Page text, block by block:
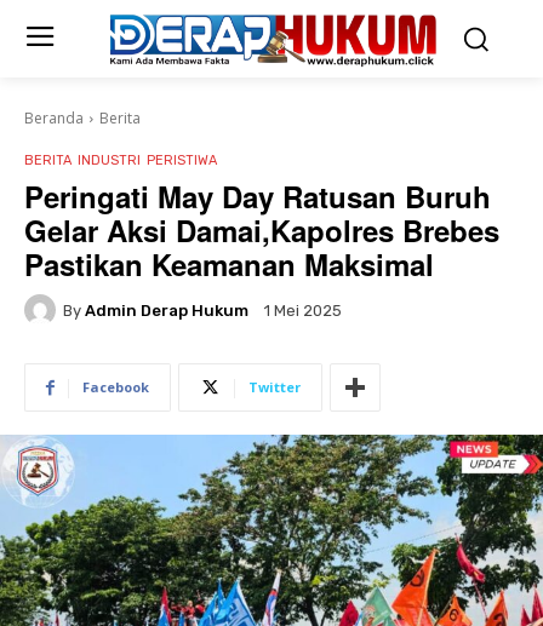
Beranda Berita
BERITA INDUSTRI PERISTIWA
Peringati May Day Ratusan Buruh
Gelar Aksi Damai,Kapolres Brebes
Pastikan Keamanan Maksimal
By Admin Derap Hukum 1 Mei 2025
Facebook Twitter